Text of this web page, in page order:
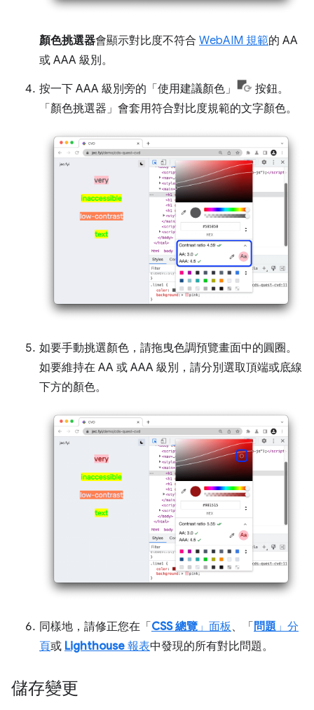
顏色挑選器會顯示對比度不符合 WebAIM 規範的 AA
或 AAA 級別。
按一下 AAA 級別旁的「使用建議顏色」
按鈕。
「顏色挑選器」 會套用符合對比度規範的文字顏色。
如要手動挑選顏色，請拖曳色調預覽畫面中的圓圈。
如要維持在 AA 或 AAA 級別，請分別選取頂端或底線
下方的顏色。
同樣地，請修正您在「CSS 總覽 」面板 、「問題 」分
頁或 Lighthouse 報表中發現的所有對比問題。
儲存變更